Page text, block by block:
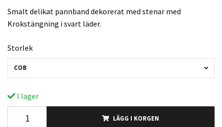
Smalt delikat pannband dekorerat med stenar med
Krokstängning i svart läder.
Storlek
COB
I lager
LÄGG I KORGEN